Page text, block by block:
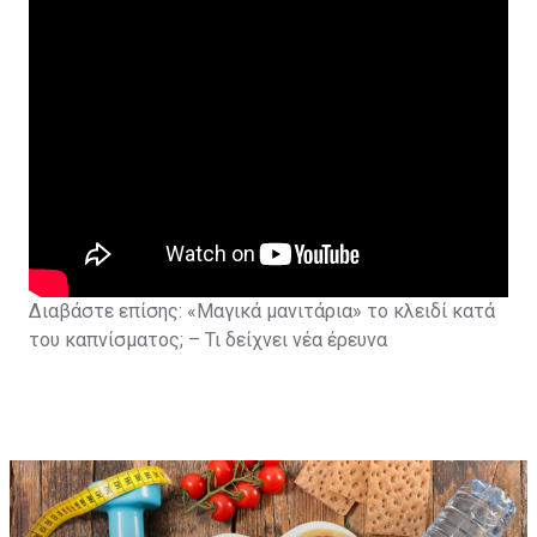
Διαβάστε επίσης: «Μαγικά μανιτάρια» το κλειδί κατά
του καπνίσματος; – Τι δείχνει νέα έρευνα